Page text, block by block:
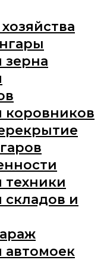
зерна
коровников
и
автомоек